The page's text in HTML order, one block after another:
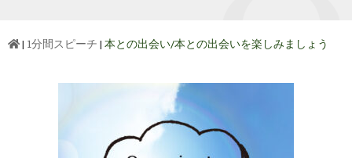
| 1分間スピーチ | 本との出会い/本との出会いを楽しみましょう